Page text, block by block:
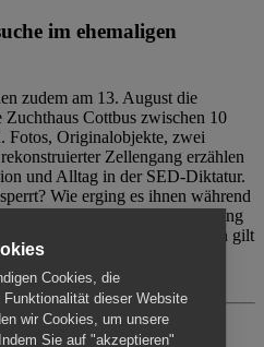
im ehemaligen
zudem am 13. August die
Zuchthaus Cottbus zwischen 10
Fotos, Originalobjekte, zwei
Zellengang erzählen
und Alltag in der SED-Diktatur.
Wie erging es ihnen während
erfolgt individuell ohne Betreuung
Cottbus. Für Begleitpersonen gilt
5€).
Cookies, die
dieser Website
wir Cookies, um unsere
Sie auf "akzeptieren"